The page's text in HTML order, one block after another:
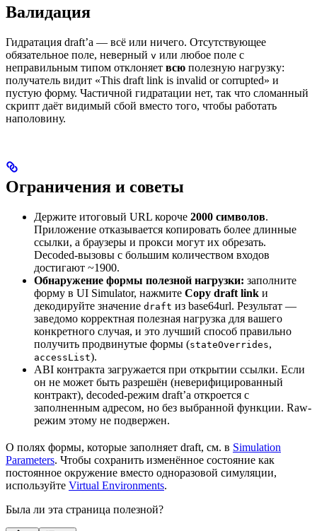
Валидация
Гидратация draft’а — всё или ничего. Отсутствующее
обязательное поле, неверный v или любое поле с
неправильным типом отклоняет всю полезную нагрузку:
получатель видит «This draft link is invalid or corrupted» и
пустую форму. Частичной гидратации нет, так что сломанный
скрипт даёт видимый сбой вместо того, чтобы работать
наполовину.
Ограничения и советы
Держите итоговый URL короче 2000 символов.
Приложение отказывается копировать более длинные
ссылки, а браузеры и прокси могут их обрезать.
Decoded-вызовы с большим количеством входов
достигают ~1900.
Обнаружение формы полезной нагрузки: заполните
форму в UI Simulator, нажмите Copy draft link и
декодируйте значение draft из base64url. Результат —
заведомо корректная полезная нагрузка для вашего
конкретного случая, и это лучший способ правильно
получить продвинутые формы (stateOverrides,
accessList).
ABI контракта загружается при открытии ссылки. Если
он не может быть разрешён (неверифицированный
контракт), decoded-режим draft’а откроется с
заполненным адресом, но без выбранной функции. Raw-
режим этому не подвержен.
О полях формы, которые заполняет draft, см. в Simulation
Parameters. Чтобы сохранить изменённое состояние как
постоянное окружение вместо одноразовой симуляции,
используйте Virtual Environments.
Была ли эта страница полезной?